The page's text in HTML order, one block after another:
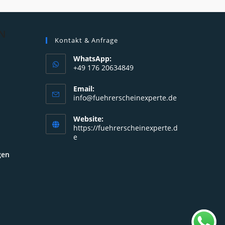
Kontakt & Anfrage
WhatsApp:
+49 176 20634849
in
your
application
Email:
info@fuehrerscheinexperte.deOpens
application
Website:
https://fuehrerscheinexperte.d
e